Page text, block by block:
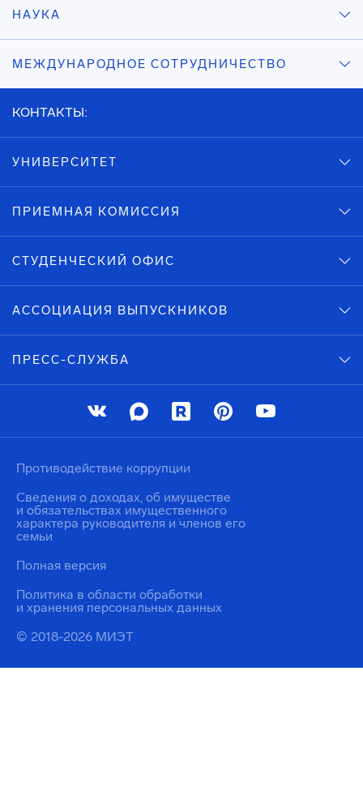
НАУКА
МЕЖДУНАРОДНОЕ СОТРУДНИЧЕСТВО
КОНТАКТЫ:
УНИВЕРСИТЕТ
ПРИЕМНАЯ КОМИССИЯ
СТУДЕНЧЕСКИЙ ОФИС
АССОЦИАЦИЯ ВЫПУСКНИКОВ
ПРЕСС-СЛУЖБА
© 2018-2026 МИЭТ
Политика в области обработки
и хранения персональных данных
Противодействие коррупции
Сведения о доходах, об имуществе
и обязательствах имущественного
характера руководителя и членов его
семьи
Полная версия